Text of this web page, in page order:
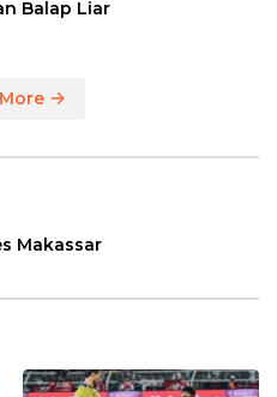
Balap Liar
Makassar